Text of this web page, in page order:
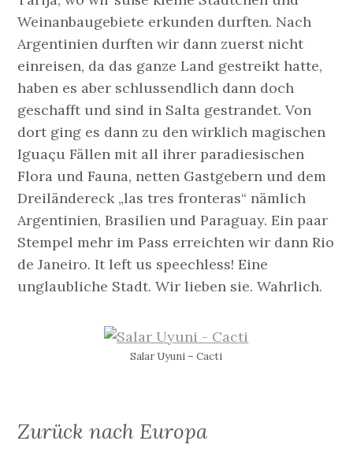
Weinanbaugebiete erkunden durften. Nach
Argentinien durften wir dann zuerst nicht
einreisen, da das ganze Land gestreikt hatte,
haben es aber schlussendlich dann doch
geschafft und sind in Salta gestrandet. Von
dort ging es dann zu den wirklich magischen
Iguaçu Fällen mit all ihrer paradiesischen
Flora und Fauna, netten Gastgebern und dem
Dreiländereck „las tres fronteras“ nämlich
Argentinien, Brasilien und Paraguay. Ein paar
Stempel mehr im Pass erreichten wir dann Rio
de Janeiro. It left us speechless! Eine
unglaubliche Stadt. Wir lieben sie. Wahrlich.
Salar Uyuni – Cacti
Zurück nach Europa